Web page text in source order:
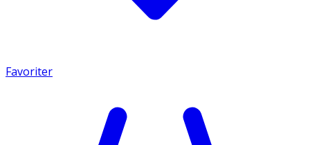
Favoriter